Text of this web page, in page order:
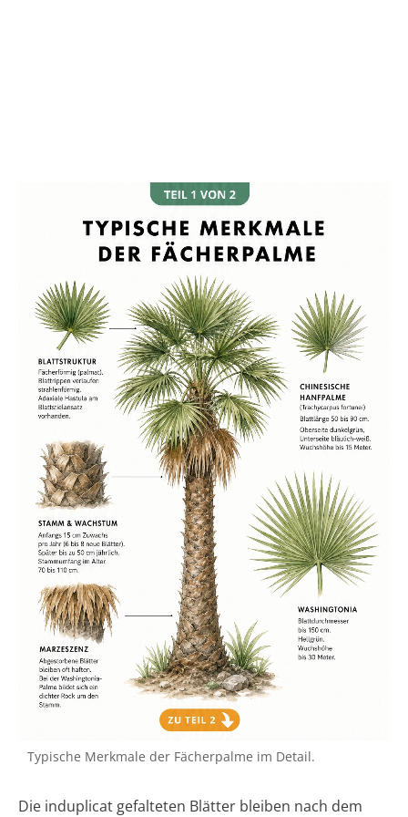
Typische Merkmale der Fächerpalme im Detail.
Die induplicat gefalteten Blätter bleiben nach dem